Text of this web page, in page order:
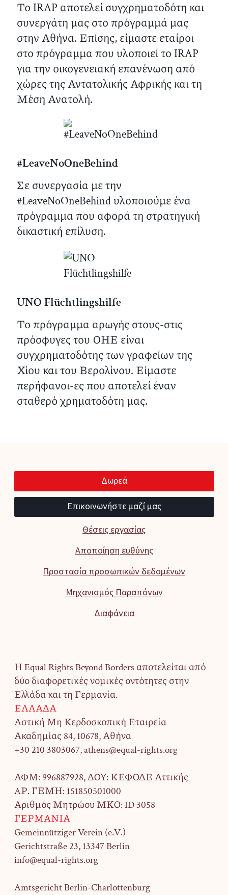
Το IRAP αποτελεί συγχρηματοδότη και
συνεργάτη μας στο πρόγραμμά μας
στην Αθήνα. Επίσης, είμαστε εταίροι
στο πρόγραμμα που υλοποιεί το IRAP
για την οικογενειακή επανένωση από
χώρες της Αντατολικής Αφρικής και τη
Μέση Ανατολή.
#LeaveNoOneBehind
Σε συνεργασία με την
#LeaveNoOneBehind υλοποιούμε ένα
πρόγραμμα που αφορά τη στρατηγική
δικαστική επίλυση.
UNO Flüchtlingshilfe
Το πρόγραμμα αρωγής στους-στις
πρόσφυγες του ΟΗΕ είναι
συγχρηματοδότης των γραφείων της
Χίου και του Βερολίνου. Είμαστε
περήφανοι-ες που αποτελεί έναν
σταθερό χρηματοδότη μας.
Δωρεά
Επικοινωνήστε μαζί μας
Θέσεις εργασίας
Αποποίηση ευθύνης
Προστασία προσωπικών δεδομένων
Μηχανισμός Παραπόνων
Διαφάνεια
Η Equal Rights Beyond Borders αποτελείται από
δύο διαφορετικές νομικές οντότητες στην
Ελλάδα και τη Γερμανία.
ΕΛΛΑΔΑ
Αστική Μη Κερδοσκοπική Εταιρεία
Ακαδημίας 84, 10678, Αθήνα
+30 210 3803067, athens@equal-rights.org
ΑΦΜ: 996887928, ΔΟΥ: ΚΕΦΟΔΕ Αττικής
AΡ. ΓΕΜΗ: 151850501000
Αριθμός Μητρώου ΜΚΟ: ID 3058
ΓΕΡΜΑΝΙΑ
Gemeinnütziger Verein (e.V.)
Gerichtstraße 23, 13347 Berlin
info@equal-rights.org
Amtsgericht Berlin-Charlottenburg